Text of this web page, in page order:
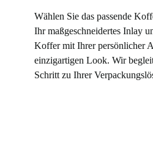
Wählen Sie das passende
Ihr maßgeschneidertes Inlay
Koffer mit Ihrer persönlicher
einzigartigen Look. Wir
Schritt zu Ihrer